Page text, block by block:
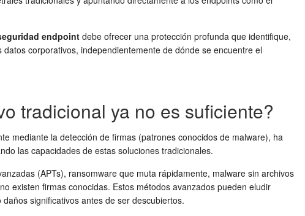
endpoint debe ofrecer una protección profunda que identifique,
corporativos, independientemente de dónde se encuentre el
tradicional ya no es suficiente?
mediante la detección de firmas (patrones conocidos de malware), ha
las capacidades de estas soluciones tradicionales.
(APTs), ransomware que muta rápidamente, malware sin archivos
existen firmas conocidas. Estos métodos avanzados pueden eludir
significativos antes de ser descubiertos.